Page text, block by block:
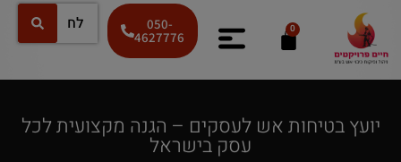
0
050-
4627776
יועץ בטיחות אש לעסקים – הגנה מקצועית לכל
עסק בישראל